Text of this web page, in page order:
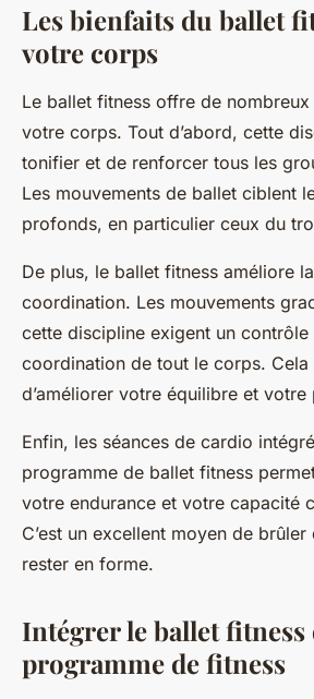
Les bienfaits du ballet
votre corps
Le ballet fitness offre de
votre corps. Tout d’abord, cette
tonifier et de renforcer tous les
Les mouvements de ballet ciblent
profonds, en particulier ceux du
De plus, le ballet fitness améliore
coordination. Les mouvements
cette discipline exigent un contrôle
coordination de tout le corps. Cela
d’améliorer votre équilibre et votre
Enfin, les séances de cardio
programme de ballet fitness
votre endurance et votre capacité
C’est un excellent moyen de
rester en forme.
Intégrer le ballet fitness
programme de fitness